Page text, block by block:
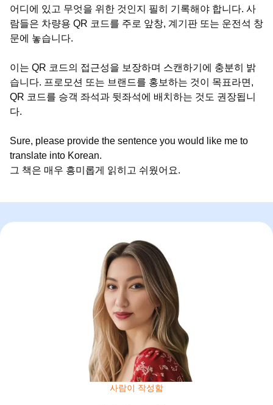
어디에 있고 무엇을 위한 것인지 필히 기록해야 합니다. 사
람들은 차량용 QR 코드를 주로 앞창, 계기판 또는 운전석 창
문에 놓습니다.
이는 QR 코드의 접근성을 보장하며 스캔하기에 충분히 밝
습니다. 프로모션 또는 브랜드를 홍보하는 것이 목표라면,
QR 코드를 승객 좌석과 뒷좌석에 배치하는 것도 권장됩니
다.
Sure, please provide the sentence you would like me to
translate into Korean.
그 책은 매우 흥미롭게 읽히고 쉬웠어요.
사람이 작성함